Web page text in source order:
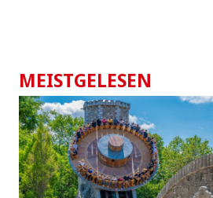
MEISTGELESEN